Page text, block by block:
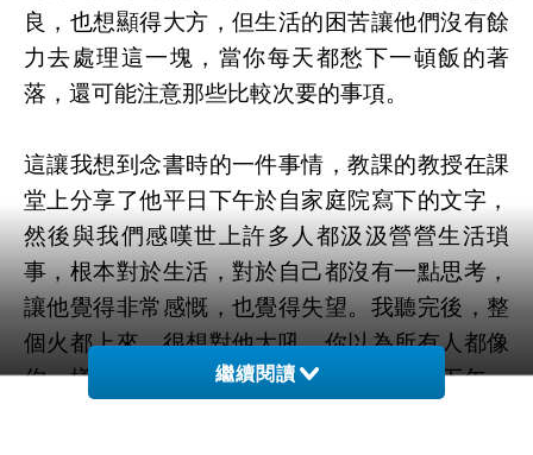
良，也想顯得大方，但生活的困苦讓他們沒有餘
力去處理這一塊，當你每天都愁下一頓飯的著
落，還可能注意那些比較次要的事項。
這讓我想到念書時的一件事情，教課的教授在課
堂上分享了他平日下午於自家庭院寫下的文字，
然後與我們感嘆世上許多人都汲汲營營生活瑣
事，根本對於生活，對於自己都沒有一點思考，
讓他覺得非常感慨，也覺得失望。我聽完後，整
個火都上來，很想對他大吼，你以為所有人都像
你一樣可以擁有自己的庭院，空閒的平日下午，
繼續閱讀